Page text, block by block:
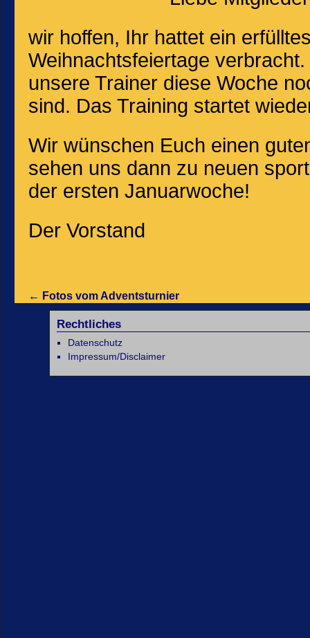
wir hoffen, Ihr hattet ein
Weihnachtsfeiertage
unsere Trainer diese Woche
sind. Das Training startet
Wir wünschen Euch einen
sehen uns dann zu neuen
der ersten Januarwoche!
Der Vorstand
← Fotos vom Adventsturnier
Rechtliches
Datenschutz
Impressum/Disclaimer